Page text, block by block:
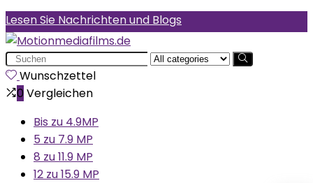
Lesen Sie Nachrichten und Blogs
Search
for:Wunschzettel
0 Vergleichen
Bis zu 4.9MP
5 zu 7.9 MP
8 zu 11.9 MP
12 zu 15.9 MP